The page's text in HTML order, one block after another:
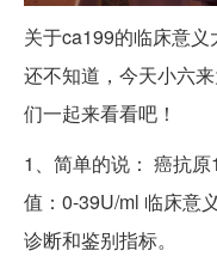
关于ca199的临床意
还不知道，今天小六
们一起来看看吧！
1、简单的说： 癌抗
值：0-39U/ml 临床意
诊断和鉴别指标。